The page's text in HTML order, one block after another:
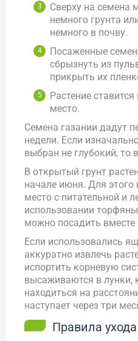
Сверху на семена
немного грунта
немного в почву.
Посаженные
сбрызнуть из
прикрыть их
Растение
место.
Семена газании дадут
недели. Если
выбран не глубокий, то
В открытый грунт
начале июня. Для этого
место с питательной и
использовании
можно посадить вместе
Если использовались
аккуратно извлечь
испортить корневую
высаживаются в лунки,
находиться на
наступает через три
Правила